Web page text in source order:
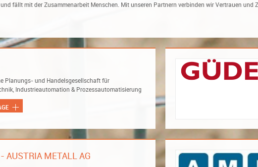
fällt mit der Zusammenarbeit Menschen. Mit unseren Partnern verbinden wir Vertrauen und
Planungs- und Handelsgesellschaft für
Industrieautomation & Prozessautomatisierung
AUSTRIA METALL AG